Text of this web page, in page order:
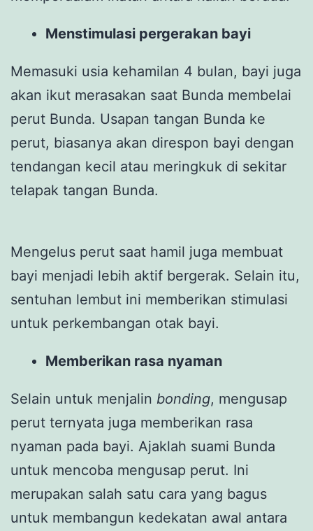
Menstimulasi pergerakan bayi
Memasuki usia kehamilan 4 bulan, bayi juga
akan ikut merasakan saat Bunda membelai
perut Bunda. Usapan tangan Bunda ke
perut, biasanya akan direspon bayi dengan
tendangan kecil atau meringkuk di sekitar
telapak tangan Bunda.
Mengelus perut saat hamil juga membuat
bayi menjadi lebih aktif bergerak. Selain itu,
sentuhan lembut ini memberikan stimulasi
untuk perkembangan otak bayi.
Memberikan rasa nyaman
Selain untuk menjalin bonding, mengusap
perut ternyata juga memberikan rasa
nyaman pada bayi. Ajaklah suami Bunda
untuk mencoba mengusap perut. Ini
merupakan salah satu cara yang bagus
untuk membangun kedekatan awal antara